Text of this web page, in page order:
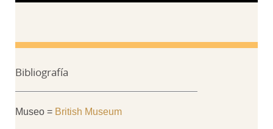
Bibliografía
Museo = British Museum